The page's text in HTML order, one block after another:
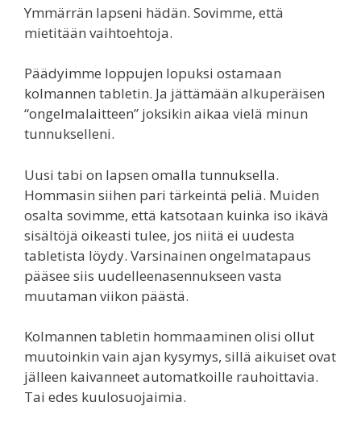
Ymmärrän lapseni hädän. Sovimme, että
mietitään vaihtoehtoja.
Päädyimme loppujen lopuksi ostamaan
kolmannen tabletin. Ja jättämään alkuperäisen
“ongelmalaitteen” joksikin aikaa vielä minun
tunnukselleni.
Uusi tabi on lapsen omalla tunnuksella.
Hommasin siihen pari tärkeintä peliä. Muiden
osalta sovimme, että katsotaan kuinka iso ikävä
sisältöjä oikeasti tulee, jos niitä ei uudesta
tabletista löydy. Varsinainen ongelmatapaus
pääsee siis uudelleenasennukseen vasta
muutaman viikon päästä.
Kolmannen tabletin hommaaminen olisi ollut
muutoinkin vain ajan kysymys, sillä aikuiset ovat
jälleen kaivanneet automatkoille rauhoittavia.
Tai edes kuulosuojaimia.